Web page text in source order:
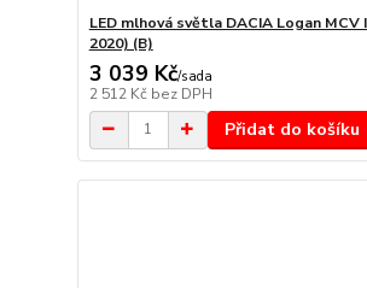
LED mlhová světla DACIA Logan MCV
2020) (B)
3 039 Kč/sada
2 512 Kč bez DPH
Přidat do košíku